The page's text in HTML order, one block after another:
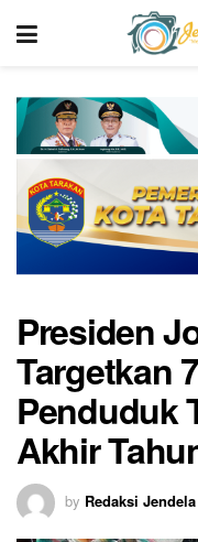
Presiden
Targetkan
Penduduk
Akhir
by Redaksi